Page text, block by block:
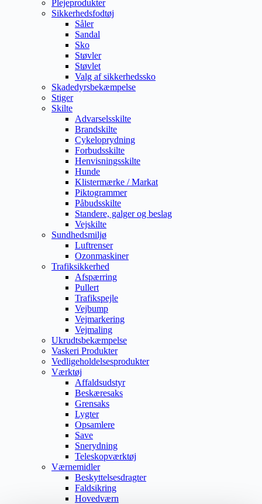
Plejeprodukter
Sikkerhedsfodtøj
Såler
Sandal
Sko
Støvler
Støvlet
Valg af sikkerhedssko
Skadedyrsbekæmpelse
Stiger
Skilte
Advarselsskilte
Brandskilte
Cykeloprydning
Forbudsskilte
Henvisningsskilte
Hunde
Klistermærke / Markat
Piktogrammer
Påbudsskilte
Standere, galger og beslag
Vejskilte
Sundhedsmiljø
Luftrenser
Ozonmaskiner
Trafiksikkerhed
Afspærring
Pullert
Trafikspejle
Vejbump
Vejmarkering
Vejmaling
Ukrudtsbekæmpelse
Vaskeri Produkter
Vedligeholdelsesprodukter
Værktøj
Affaldsudstyr
Beskæresaks
Grensaks
Lygter
Opsamlere
Save
Snerydning
Teleskopværktøj
Værnemidler
Beskyttelsesdragter
Faldsikring
Hovedværn